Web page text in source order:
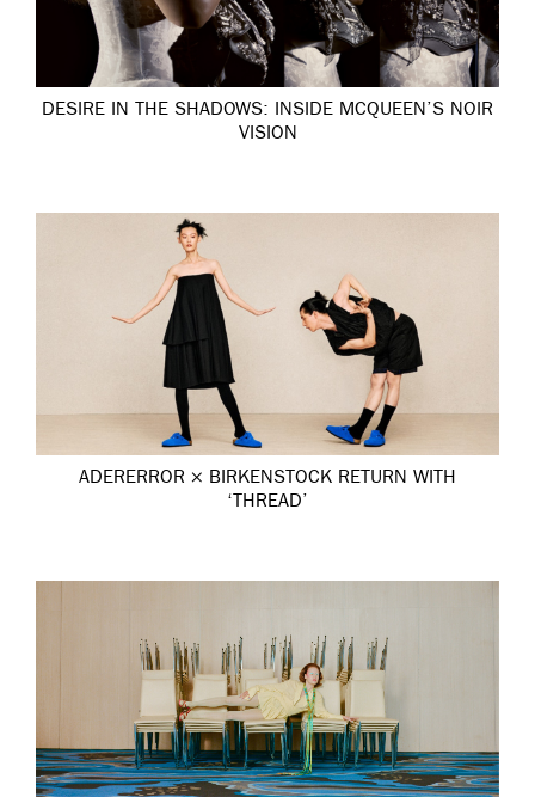
DESIRE IN THE SHADOWS: INSIDE MCQUEEN’S NOIR
VISION
ADERERROR × BIRKENSTOCK RETURN WITH
‘THREAD’